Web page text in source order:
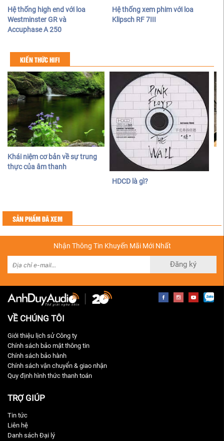
Hệ thống high end với loa
Westminster GR và
Accuphase A 250
Hệ thống xem phim với loa
Klipsch RF 7III
KIẾN THỨC HIFI
Khái niệm cơ bản về sự trung
thực của âm thanh
HDCD là gì?
SẢN PHẨM ĐÃ XEM
Nhận Thông Tin Khuyến Mãi Mới Nhất
Đăng ký
VỀ CHÚNG TÔI
Giới thiệu lịch sử Công ty
Chính sách bảo mật thông tin
Chính sách bảo hành
Chính sách vận chuyển & giao nhận
Quy định hình thức thanh toán
TRỢ GIÚP
Tin tức
Liên hệ
Danh sách Đại lý